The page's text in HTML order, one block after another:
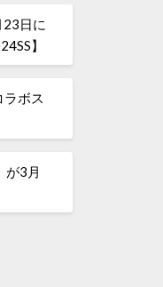
23日に
】
ラボス
が3月